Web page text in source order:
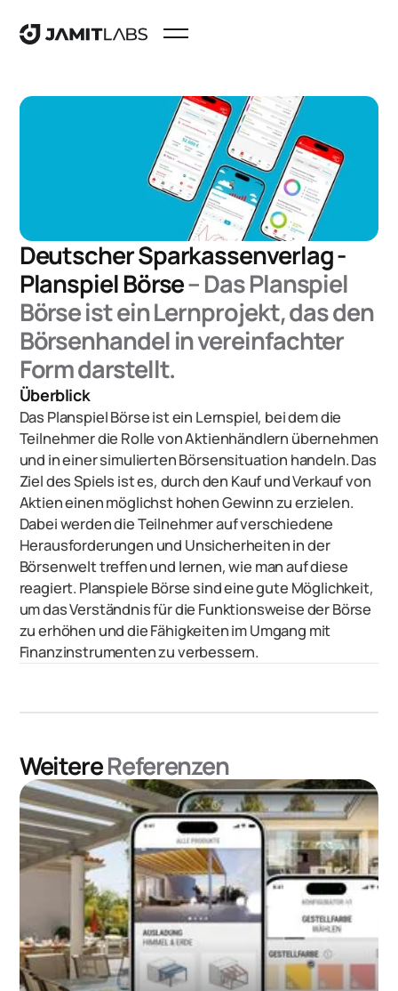
Deutscher Sparkassenverlag -
Planspiel Börse–Das Planspiel
Börse ist ein Lernprojekt, das den
Börsenhandel in vereinfachter
Form darstellt.
Überblick
Das Planspiel Börse ist ein Lernspiel, bei dem die
Teilnehmer die Rolle von Aktienhändlern übernehmen
und in einer simulierten Börsensituation handeln. Das
Ziel des Spiels ist es, durch den Kauf und Verkauf von
Aktien einen möglichst hohen Gewinn zu erzielen.
Dabei werden die Teilnehmer auf verschiedene
Herausforderungen und Unsicherheiten in der
Börsenwelt treffen und lernen, wie man auf diese
reagiert. Planspiele Börse sind eine gute Möglichkeit,
um das Verständnis für die Funktionsweise der Börse
zu erhöhen und die Fähigkeiten im Umgang mit
Finanzinstrumenten zu verbessern.
WeitereReferenzen